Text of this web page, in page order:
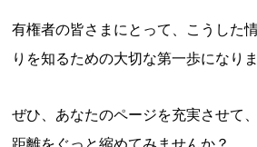
有権者の皆さまにとって、こうした
りを知るための大切な第一歩になりま
ぜひ、あなたのページを充実させて
距離をぐっと縮めてみませんか？